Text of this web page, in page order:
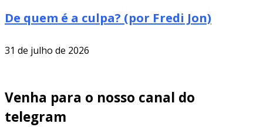
De quem é a culpa? (por Fredi Jon)
31 de julho de 2026
Venha para o nosso canal do
telegram